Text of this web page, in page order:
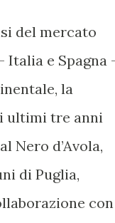
del mercato
e Spagna
la
ultimi tre anni
Nero d’Avola,
di Puglia,
con